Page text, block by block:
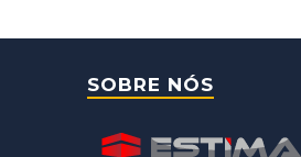
SOBRE NÓS